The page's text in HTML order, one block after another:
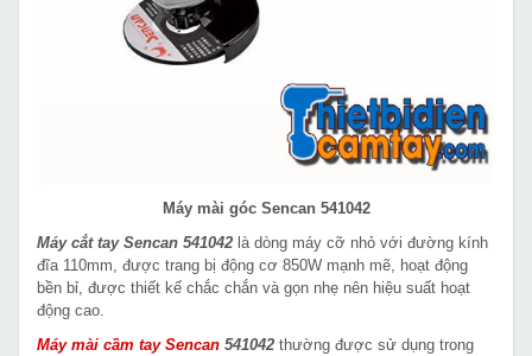
Máy mài góc Sencan 541042
Máy cắt tay Sencan 541042 là dòng máy cỡ nhỏ với đường kính
đĩa 110mm, được trang bị động cơ 850W mạnh mẽ, hoạt động
bền bỉ, được thiết kế chắc chắn và gọn nhẹ nên hiệu suất hoạt
động cao.
Máy mài cầm tay Sencan 541042 thường được sử dụng trong